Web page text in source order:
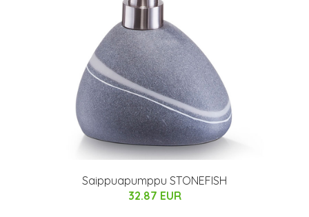
Saippuapumppu STONEFISH
32.87 EUR